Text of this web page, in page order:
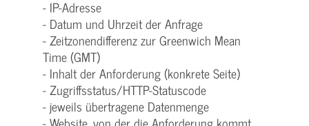
- IP-Adresse
- Datum und Uhrzeit der Anfrage
- Zeitzonendifferenz zur Greenwich Mean
Time (GMT)
- Inhalt der Anforderung (konkrete Seite)
- Zugriffsstatus/HTTP-Statuscode
- jeweils übertragene Datenmenge